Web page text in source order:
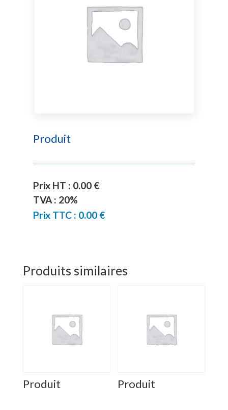
Produit
Prix HT : 0.00 €
TVA : 20%
Prix TTC : 0.00 €
Produits similaires
Produit Produit